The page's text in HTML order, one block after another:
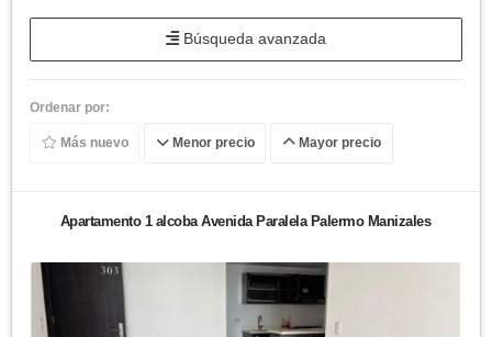
Búsqueda avanzada
Ordenar por:
Más nuevo Menor precio Mayor precio
Apartamento 1 alcoba Avenida Paralela Palermo Manizales